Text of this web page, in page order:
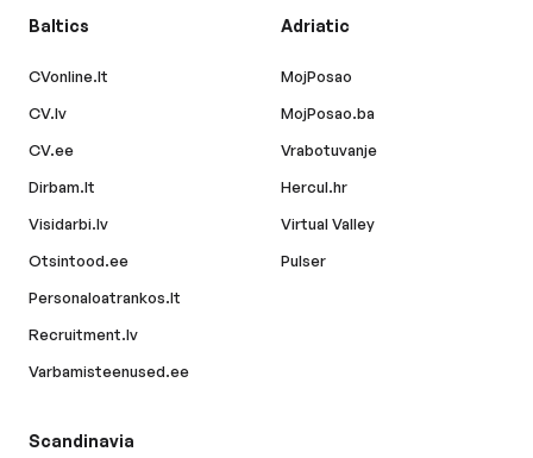
Baltics
CVonline.lt
CV.lv
CV.ee
Dirbam.lt
Visidarbi.lv
Otsintood.ee
Personaloatrankos.lt
Recruitment.lv
Varbamisteenused.ee
Adriatic
MojPosao
MojPosao.ba
Vrabotuvanje
Hercul.hr
Virtual Valley
Pulser
Scandinavia